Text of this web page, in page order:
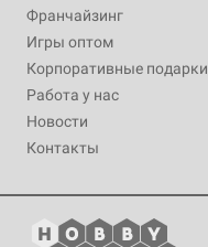
Франчайзинг
Игры оптом
Корпоративные подарки
Работа у нас
Новости
Контакты